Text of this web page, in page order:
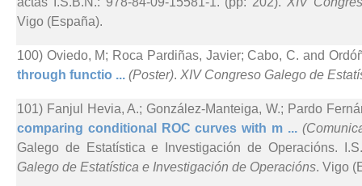
Vigo (España).
100) Oviedo, M; Roca Pardiñas, Javier; Cabo, C. and
through functio ... (Poster). XIV Congreso Galego de
101) Fanjul Hevia, A.; González-Manteiga, W.; Pardo
comparing conditional ROC curves with m ...
Galego de Estatística e Investigación de Operacións.
Galego de Estatística e Investigación de Operacións. Vigo